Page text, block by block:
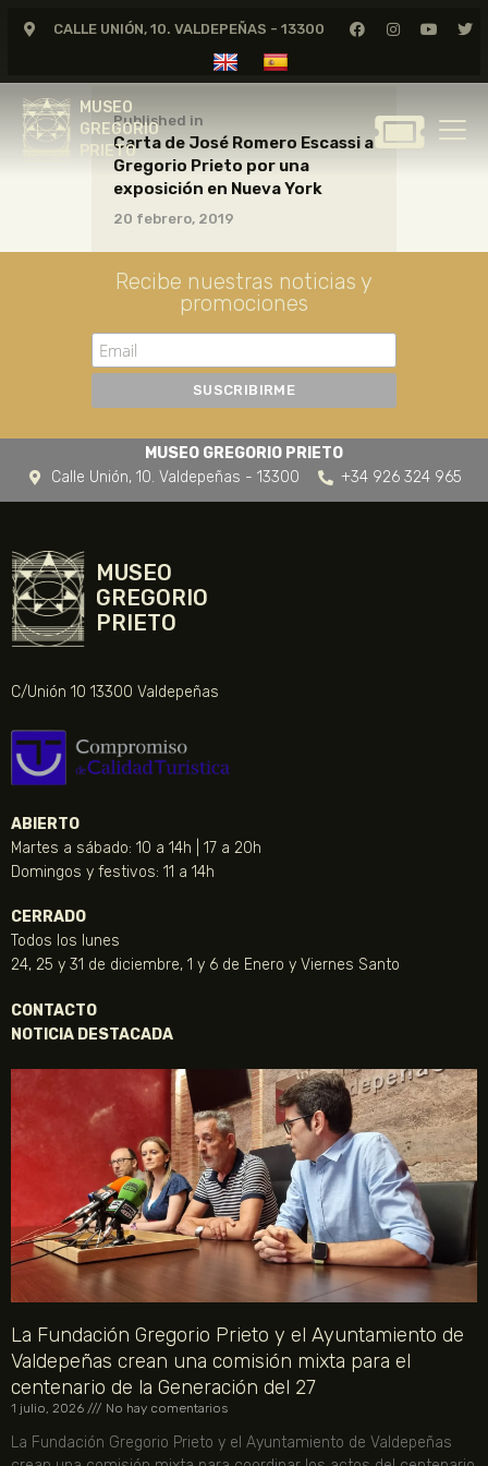
CALLE UNIÓN, 10. VALDEPEÑAS - 13300
MUSEO
GREGORIO
PRIETO
MUSEO
GREGORIO
GREGORIO PRIETO
MUSEO
ARCHIVO
CERTAMEN DE DIBUJO
FUNDACIÓN
TIENDA
Published in
Carta de José Romero Escassi a
Gregorio Prieto por una
exposición en Nueva York
20 febrero, 2019
Recibe nuestras noticias y
promociones
MUSEO GREGORIO PRIETO
Calle Unión, 10. Valdepeñas - 13300
+34 926 324 965
MUSEO
GREGORIO
PRIETO
C/Unión 10 13300 Valdepeñas
ABIERTO
Martes a sábado: 10 a 14h | 17 a 20h
Domingos y festivos: 11 a 14h
CERRADO
Todos los lunes
24, 25 y 31 de diciembre, 1 y 6 de Enero y Viernes Santo
CONTACTO
NOTICIA DESTACADA
La Fundación Gregorio Prieto y el Ayuntamiento de
Valdepeñas crean una comisión mixta para el
centenario de la Generación del 27
1 julio, 2026 No hay comentarios
La Fundación Gregorio Prieto y el Ayuntamiento de Valdepeñas